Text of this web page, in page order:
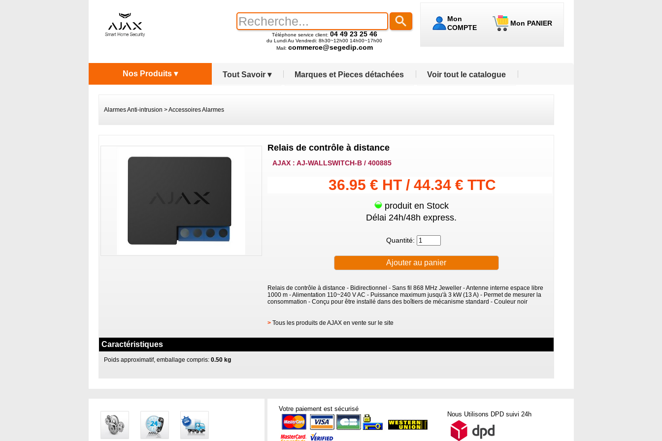
Mon
COMPTE
Mon PANIER
Téléphone service client: 04 49 23 25 46
du Lundi Au Vendredi: 8h30~12h00 14h00~17h00
Mail: commerce@segedip.com
Tout Savoir ▾ Marques et Pieces détachées Voir tout le catalogue
Nos Produits ▾
Alarmes Anti-intrusion >Accessoires Alarmes
Relais de contrôle à distance
AJAX : AJ-WALLSWITCH-B / 400885
36.95 € HT / 44.34 € TTC
produit en Stock
Délai 24h/48h express.
Quantité:
Relais de contrôle à distance - Bidirectionnel - Sans fil 868 MHz Jeweller - Antenne interne espace libre
1000 m - Alimentation 110~240 V AC - Puissance maximum jusqu'à 3 kW (13 A) - Permet de mesurer la
consommation - Conçu pour être installé dans des boîtiers de mécanisme standard - Couleur noir
> Tous les produits de AJAX en vente sur le site
Caractéristiques
Poids approximatif, emballage compris:0.50 kg
Votre paiement est sécurisé
Nous Utilisons DPD suivi 24h